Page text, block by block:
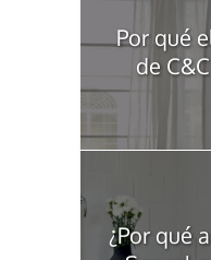
Por qué
de
¿Por qué